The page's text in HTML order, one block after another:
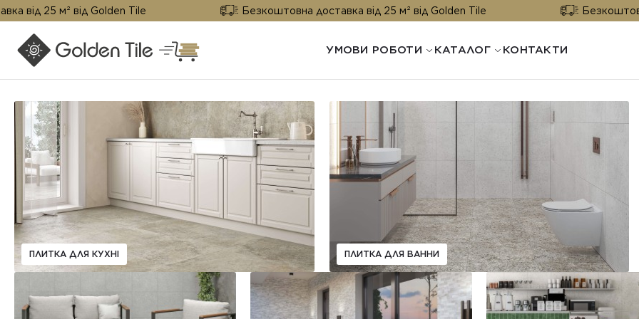
25 м² від Golden Tile Безкоштовна доставка від 25 м² від Golden Tile Безкоштовна
УМОВИ РОБОТИ КАТАЛОГ КОНТАКТИ
ПЛИТКА ДЛЯ КУХНІ ПЛИТКА ДЛЯ ВАННИ